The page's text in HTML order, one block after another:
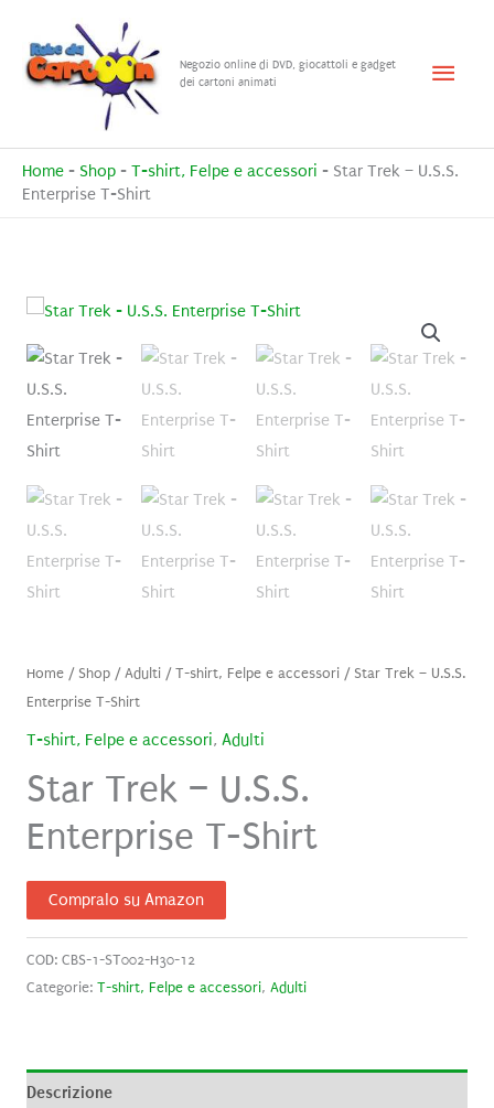
contenuto
Negozio online di DVD, giocattoli e gadget
dei cartoni animati
Menu
Home - Shop - T-shirt, Felpe e accessori - Star Trek – U.S.S.
Enterprise T-Shirt
Home/ Shop/Adulti/T-shirt, Felpe e accessori/ Star Trek – U.S.S.
Enterprise T-Shirt
T-shirt, Felpe e accessori, Adulti
Star Trek – U.S.S.
Enterprise T-Shirt
Compralo su Amazon
COD: CBS-1-ST002-H30-12
Categorie: T-shirt, Felpe e accessori, Adulti
Descrizione